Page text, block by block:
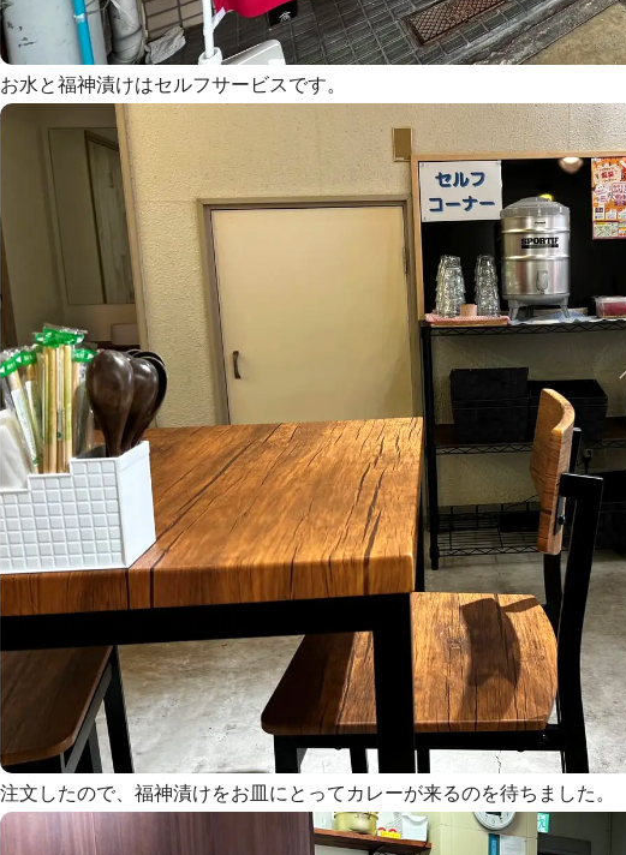
お水と福神漬けはセルフサービスです。
注文したので、福神漬けをお皿にとってカレーが来るのを待ちました。